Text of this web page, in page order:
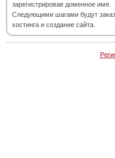
зарегистрировав доменное имя.
Следующими шагами будут заказ
хостинга и создание сайта.